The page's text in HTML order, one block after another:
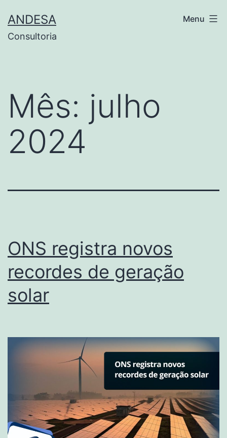
para
ANDESA
Consultoria
Menu
Mês: julho
2024
ONS registra novos
recordes de geração
solar